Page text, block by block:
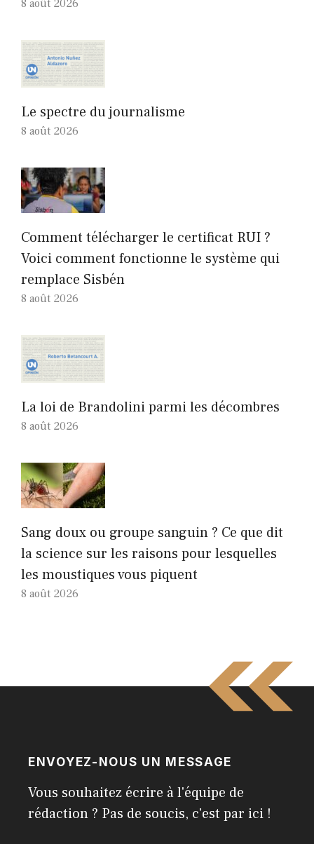
8 août 2026
Le spectre du journalisme
8 août 2026
Comment télécharger le certificat RUI ?
Voici comment fonctionne le système qui
remplace Sisbén
8 août 2026
La loi de Brandolini parmi les décombres
8 août 2026
Sang doux ou groupe sanguin ? Ce que dit
la science sur les raisons pour lesquelles
les moustiques vous piquent
8 août 2026
ENVOYEZ-NOUS UN MESSAGE
Vous souhaitez écrire à l'équipe de
rédaction ? Pas de soucis, c'est par ici !